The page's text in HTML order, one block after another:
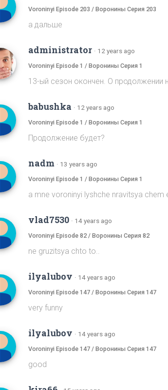
Voroninyi Episode 203 / Воронины Серия 203
а дальше
administrator · 12 years ago
Voroninyi Episode 1 / Воронины Серия 1
13-ый сезон окончен. О продолжении
babushka · 12 years ago
Voroninyi Episode 1 / Воронины Серия 1
Продолжение будет?
nadm · 13 years ago
Voroninyi Episode 1 / Воронины Серия 1
a mne voroninyi lyshche nravitsya
vlad7530 · 14 years ago
Voroninyi Episode 82 / Воронины Серия 82
ne gruzitsya chto to..
ilyalubov · 14 years ago
Voroninyi Episode 147 / Воронины Серия 147
very funny
ilyalubov · 14 years ago
Voroninyi Episode 147 / Воронины Серия 147
good